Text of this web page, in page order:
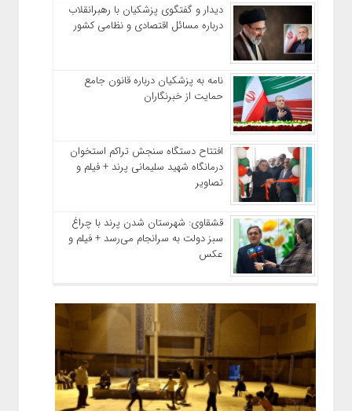
دیدار و گفتگوی پزشکیان با رهبرانقلاب
درباره مسائل اقتصادی و نظامی کشور
نامه به پزشکیان درباره قانون جامع
حمایت از خبرنگاران
افتتاح دستگاه سنجش تراکم استخوان
درمانگاه شهید سلیمانی پرند + فیلم و
تصاویر
قشقاوی: شهرستان شدن پرند با چراغ
سبز دولت به سرانجام می‌رسد + فیلم و
عکس